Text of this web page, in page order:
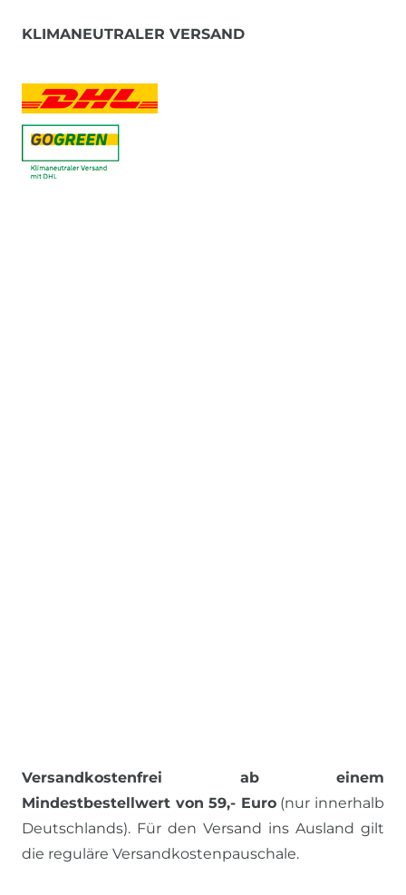
KLIMANEUTRALER VERSAND
Versandkostenfrei ab einem
Mindestbestellwert von 59,- Euro(nur innerhalb
Deutschlands). Für den Versand ins Ausland gilt
die reguläre Versandkostenpauschale.